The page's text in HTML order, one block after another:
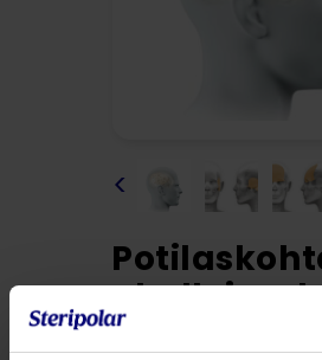
<
Katso kaikki